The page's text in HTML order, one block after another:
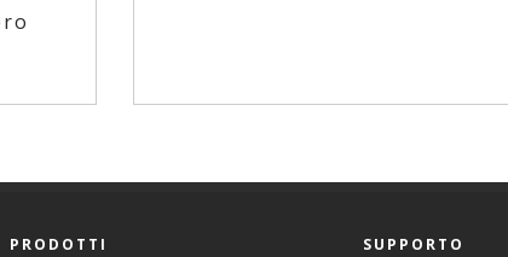
PRODOTTI SUPPORTO